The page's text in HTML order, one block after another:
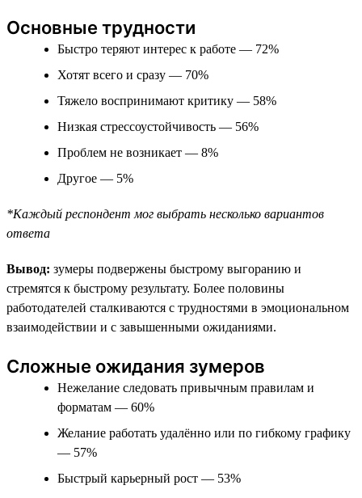
Основные трудности
Быстро теряют интерес к работе — 72%
Хотят всего и сразу — 70%
Тяжело воспринимают критику — 58%
Низкая стрессоустойчивость — 56%
Проблем не возникает — 8%
Другое — 5%
*Каждый респондент мог выбрать несколько вариантов
ответа
Вывод: зумеры подвержены быстрому выгоранию и
стремятся к быстрому результату. Более половины
работодателей сталкиваются с трудностями в эмоциональном
взаимодействии и с завышенными ожиданиями.
Сложные ожидания зумеров
Нежелание следовать привычным правилам и
форматам — 60%
Желание работать удалённо или по гибкому графику
— 57%
Быстрый карьерный рост — 53%